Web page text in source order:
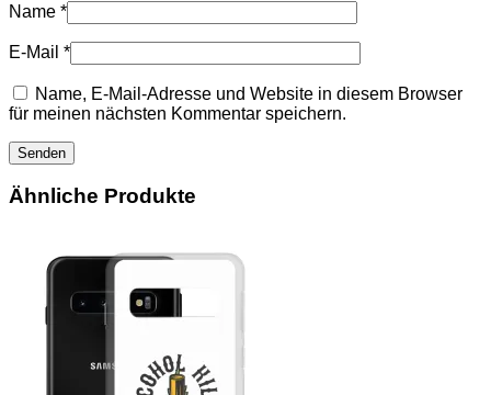
Name *
E-Mail *
Name, E-Mail-Adresse und Website in diesem Browser
für meinen nächsten Kommentar speichern.
Ähnliche Produkte